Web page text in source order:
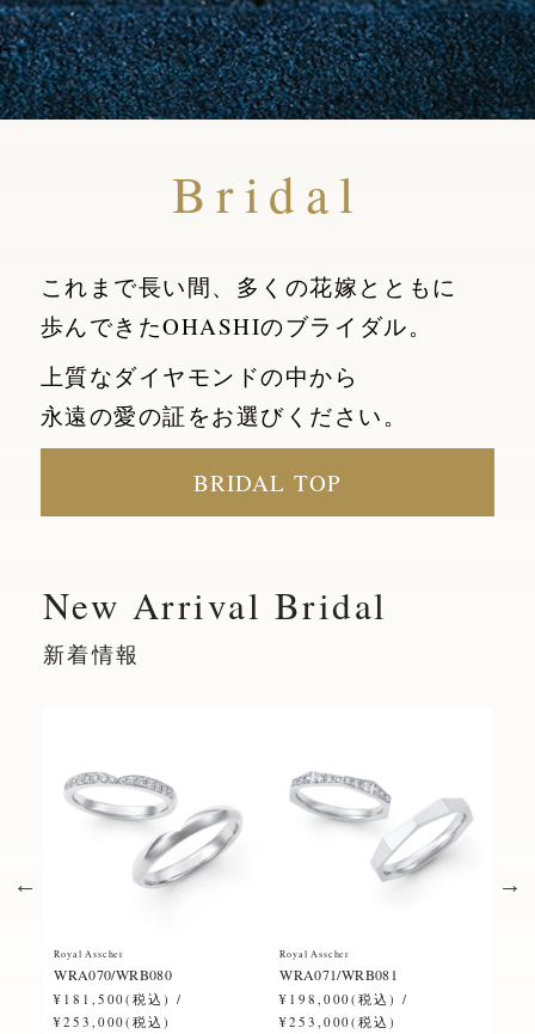
Bridal
これまで長い間、多くの花嫁とともに
歩んできたOHASHIのブライダル。
上質なダイヤモンドの中から
永遠の愛の証をお選びください。
BRIDAL TOP
New Arrival Bridal
新着情報
Royal Asscher
WRA070/WRB080
¥181,500(税込) /
¥253,000(税込)
Royal Asscher
WRA071/WRB081
¥198,000(税込) /
¥253,000(税込)